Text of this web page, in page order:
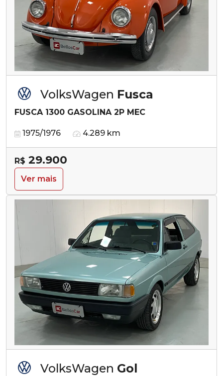
VolksWagen Fusca
FUSCA 1300 GASOLINA 2P MEC
1975/1976 4.289 km
R$ 29.900
Ver mais
VolksWagen Gol